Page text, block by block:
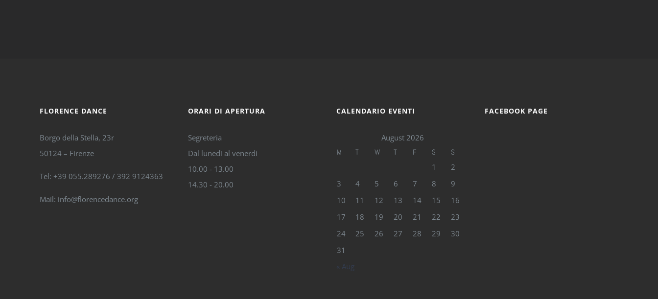
FLORENCE DANCE
Borgo della Stella, 23r
50124 – Firenze
Tel: +39 055.289276 / 392 9124363
Mail: info@florencedance.org
ORARI DI APERTURA
Segreteria
Dal lunedì al venerdì
10.00 - 13.00
14.30 - 20.00
CALENDARIO EVENTI
August 2026
M T W T F S S
1
2
3
4 5 6 7 8
9
10
11 12 13 14 15
16
17
18 19 20 21 22
23
24
25 26 27 28 29
30
31
« Aug
FACEBOOK PAGE